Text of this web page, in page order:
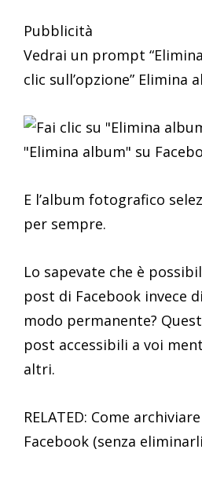
Pubblicità
Vedrai un prompt
clic sull’opzione” Elimina
E l’album fotografico
per sempre.
Lo sapevate che è
post di Facebook invece
modo permanente?
post accessibili a voi
altri.
RELATED: Come
Facebook (senza